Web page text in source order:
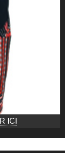
ICI